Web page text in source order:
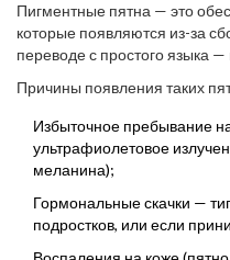
Пигментные пятна — это
которые появляются из-за
переводе с простого языка
частый пример — пятна
прыщей.
Причины появления таких
Избыточное пребывание
ультрафиолетовое
меланина);
Гормональные скачки —
подростков, или если